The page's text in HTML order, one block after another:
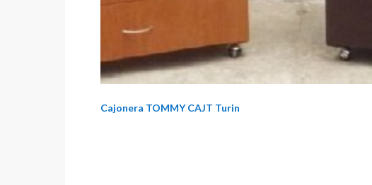
Cajonera TOMMY CAJT Turin